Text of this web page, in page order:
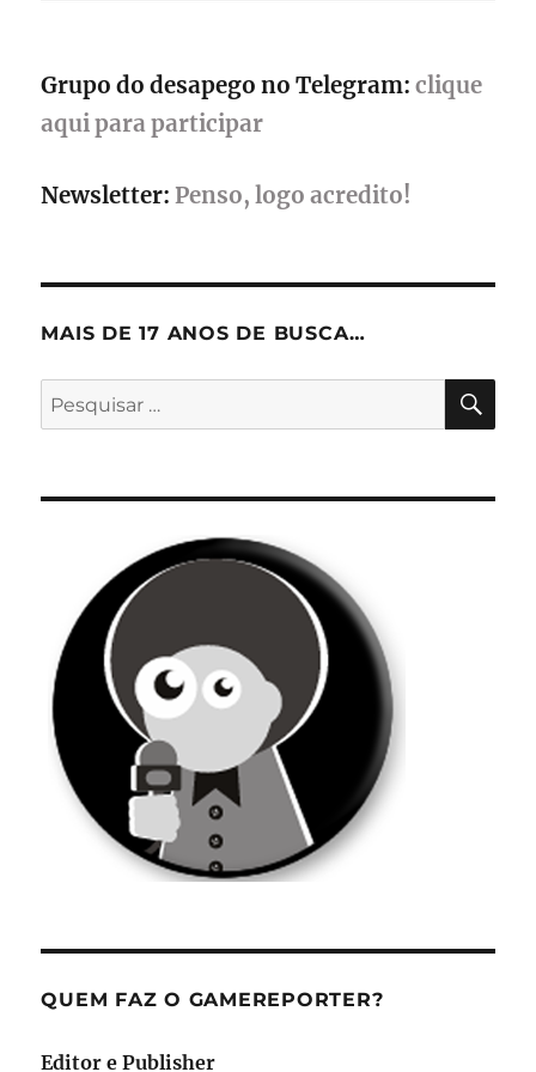
Grupo do desapego no Telegram: clique
aqui para participar
Newsletter: Penso, logo acredito!
MAIS DE 17 ANOS DE BUSCA…
Pesquisar
por:
QUEM FAZ O GAMEREPORTER?
Editor e Publisher